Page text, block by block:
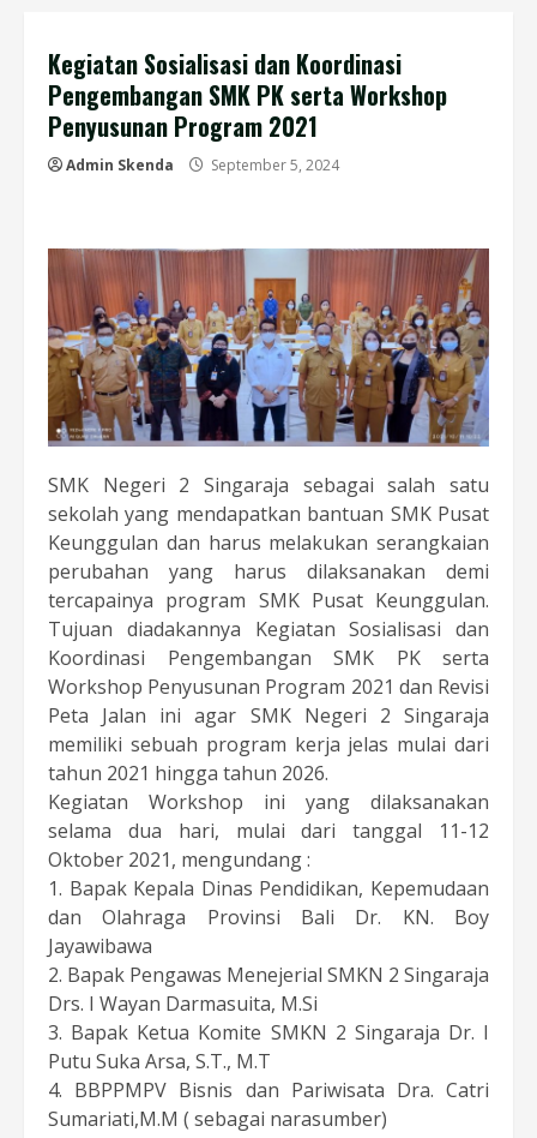
Kegiatan Sosialisasi dan Koordinasi
Pengembangan SMK PK serta Workshop
Penyusunan Program 2021
Admin Skenda September 5, 2024
SMK Negeri 2 Singaraja sebagai salah satu
sekolah yang mendapatkan bantuan SMK Pusat
Keunggulan dan harus melakukan serangkaian
perubahan yang harus dilaksanakan demi
tercapainya program SMK Pusat Keunggulan.
Tujuan diadakannya Kegiatan Sosialisasi dan
Koordinasi Pengembangan SMK PK serta
Workshop Penyusunan Program 2021 dan Revisi
Peta Jalan ini agar SMK Negeri 2 Singaraja
memiliki sebuah program kerja jelas mulai dari
tahun 2021 hingga tahun 2026.
Kegiatan Workshop ini yang dilaksanakan
selama dua hari, mulai dari tanggal 11-12
Oktober 2021, mengundang :
1. Bapak Kepala Dinas Pendidikan, Kepemudaan
dan Olahraga Provinsi Bali Dr. KN. Boy
Jayawibawa
2. Bapak Pengawas Menejerial SMKN 2 Singaraja
Drs. I Wayan Darmasuita, M.Si
3. Bapak Ketua Komite SMKN 2 Singaraja Dr. I
Putu Suka Arsa, S.T., M.T
4. BBPPMPV Bisnis dan Pariwisata Dra. Catri
Sumariati,M.M ( sebagai narasumber)